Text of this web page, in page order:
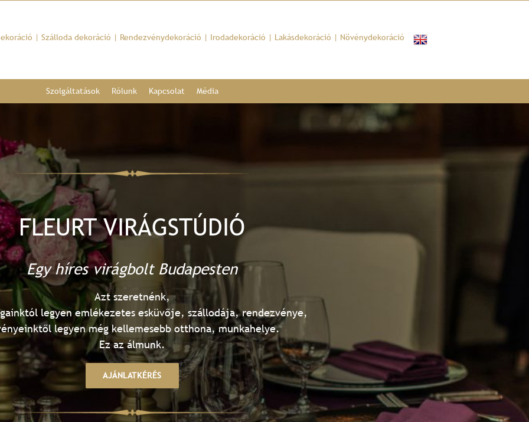
| Szálloda dekoráció | Rendezvénydekoráció | Irodadekoráció | Lakásdekoráció | Növénydekoráció
Szolgáltatások Rólunk Kapcsolat Média
FLEURT VIRÁGSTÚDIÓ
Egy híres virágbolt Budapesten
Azt szeretnénk,
legyen emlékezetes esküvője, szállodája, rendezvénye,
legyen még kellemesebb otthona, munkahelye.
Ez az álmunk.
AJÁNLATKÉRÉS